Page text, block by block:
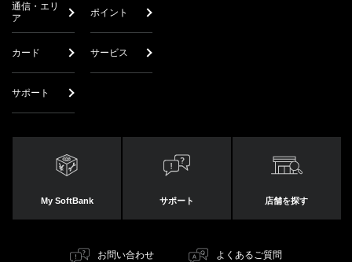
通信・エリ
ア
ポイント
カード サービス
サポート
My SoftBank サポート 店舗を探す
お問い合わせ よくあるご質問